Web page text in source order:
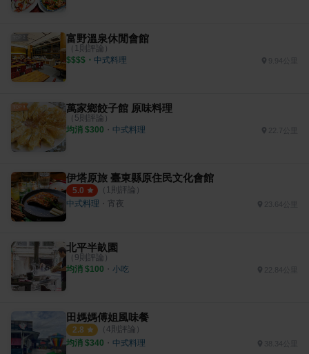
富野溫泉休閒會館
（ 1則評論）
$$$$ ・ 中式料理 9.94公里
萬家鄉餃子館 原味料理
（ 5則評論）
均消 $300 ・ 中式料理
伊塔原旅 臺東縣原住民文化會館
5.0 （ 1則評論）
中式料理 ・ 宵夜 23.64公里
北平半畝園
（ 9則評論）
均消 $100 ・ 小吃 22.84公里
田媽媽傅姐風味餐
2.8 （ 4則評論）
均消 $340 ・ 中式料理 38.34公里